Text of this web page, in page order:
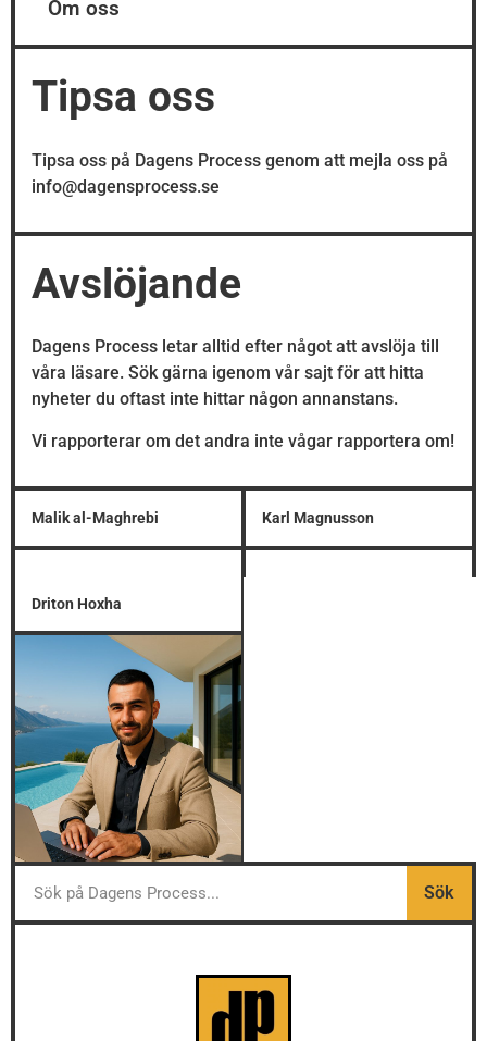
Om oss
Tipsa oss
Tipsa oss på Dagens Process genom att mejla oss på
info@dagensprocess.se
Avslöjande
Dagens Process letar alltid efter något att avslöja till
våra läsare. Sök gärna igenom vår sajt för att hitta
nyheter du oftast inte hittar någon annanstans.
Vi rapporterar om det andra inte vågar rapportera om!
Malik al-Maghrebi Karl Magnusson
Driton Hoxha
Sök